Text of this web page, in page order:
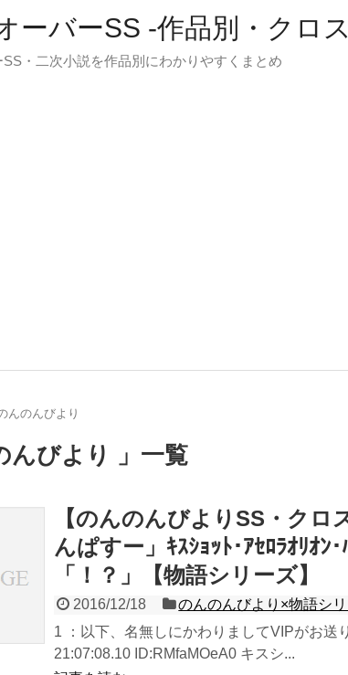
ーバーSS -作品別・クロ
SS・二次小説を作品別にわかりやすくまとめ
んのんびより
んびより 」一覧
【のんのんびよりSS・クロ
んぱすー」ｷｽｼｮｯﾄ･ｱｾﾛﾗｵﾘｵﾝ･
「！？」【物語シリーズ】
2016/12/18
のんのんびより×物語シ
1 ：以下、名無しにかわりましてVIPがお送
21:07:08.10 ID:RMfaMOeA0 キスシ...